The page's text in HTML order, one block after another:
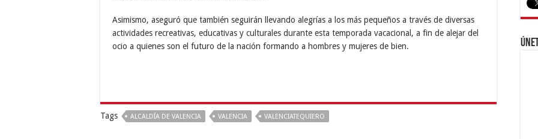
Asimismo, aseguró que también seguirán llevando alegrías a los más pequeños a través de diversas
actividades recreativas, educativas y culturales durante esta temporada vacacional, a fin de alejar del
ocio a quienes son el futuro de la nación formando a hombres y mujeres de bien.
Tags ALCALDÍA DE VALENCIA VALENCIA VALENCIATEQUIERO